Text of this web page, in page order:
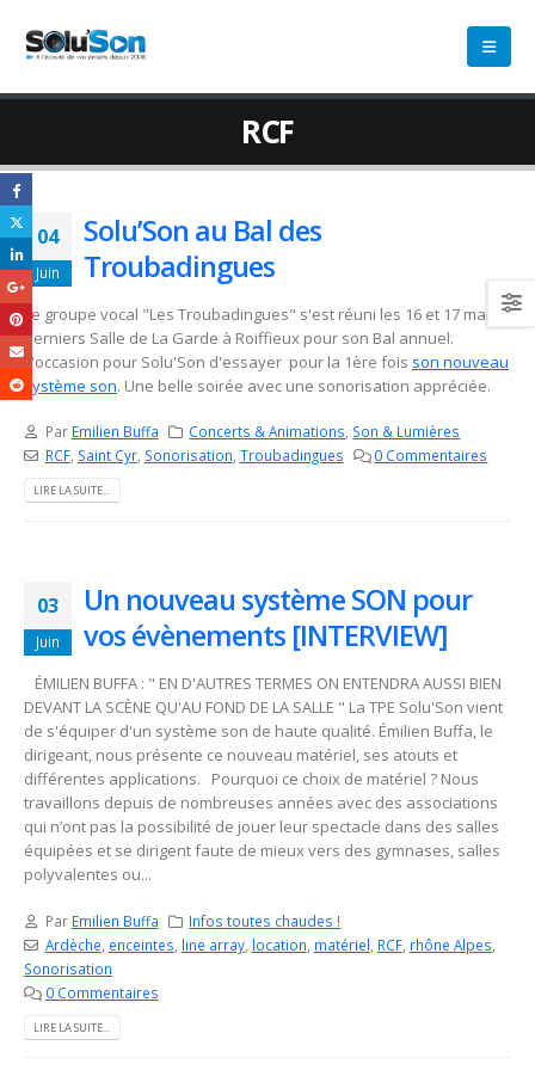
RCF
04
Juin
Solu’Son au Bal des
Troubadingues
Le groupe vocal "Les Troubadingues" s'est réuni les 16 et 17 mai
derniers Salle de La Garde à Roiffieux pour son Bal annuel.
L'occasion pour Solu'Son d'essayer pour la 1ère fois son nouveau
système son. Une belle soirée avec une sonorisation appréciée.
Par Emilien Buffa Concerts & Animations, Son & Lumières
RCF, Saint Cyr, Sonorisation, Troubadingues 0 Commentaires
LIRE LA SUITE...
03
Juin
Un nouveau système SON pour
vos évènements [INTERVIEW]
ÉMILIEN BUFFA : " EN D'AUTRES TERMES ON ENTENDRA AUSSI BIEN
DEVANT LA SCÈNE QU'AU FOND DE LA SALLE " La TPE Solu'Son vient
de s'équiper d'un système son de haute qualité. Émilien Buffa, le
dirigeant, nous présente ce nouveau matériel, ses atouts et
différentes applications. Pourquoi ce choix de matériel ? Nous
travaillons depuis de nombreuses années avec des associations
qui n’ont pas la possibilité de jouer leur spectacle dans des salles
équipées et se dirigent faute de mieux vers des gymnases, salles
polyvalentes ou...
Par Emilien Buffa
Infos toutes chaudes !
Ardèche enceintes line array, location matériel RCF, rhône Alpes
Sonorisation
0 Commentaires
LIRE LA SUITE...